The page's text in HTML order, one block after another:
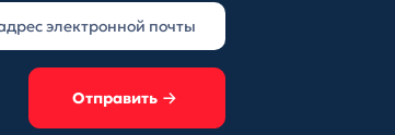
Отправить